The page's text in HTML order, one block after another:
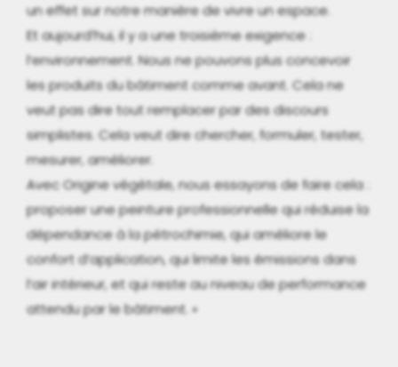
un effet sur notre manière de vivre un espace.
Et aujourd’hui, il y a une troisième exigence :
l’environnement. Nous ne pouvons plus concevoir
les produits du bâtiment comme avant. Cela ne
veut pas dire tout remplacer par des discours
simplistes. Cela veut dire chercher, formuler, tester,
mesurer, améliorer.
Avec Origine végétale, nous essayons de faire cela :
proposer une peinture professionnelle qui réduise la
dépendance à la pétrochimie, qui améliore le
confort d’application, qui limite les émissions dans
l’air intérieur, et qui reste au niveau de performance
attendu par le bâtiment. »